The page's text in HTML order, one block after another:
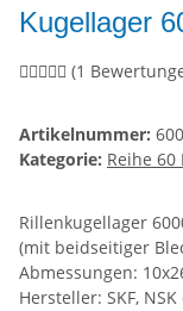
Kugellager
(1
Artikelnummer:
Kategorie: Reihe 60
Rillenkugellager
(mit beidseitiger
Abmessungen:
Hersteller: SKF, NSK